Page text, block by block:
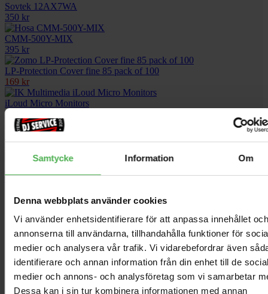
Samtycke Information Om
Denna webbplats använder cookies
Vi använder enhetsidentifierare för att anpassa innehållet och
annonserna till användarna, tillhandahålla funktioner för
medier och analysera vår trafik. Vi vidarebefordrar även
identifierare och annan information från din enhet till de
medier och annons- och analysföretag som vi samarbetar
Dessa kan i sin tur kombinera informationen med annan
Sovtek 12AX7WA
350 kr
CMM-500Y-MIX
395 kr
LP-Protection Cover fine 85 pack of 100
169 kr
iLoud Micro Monitors
2690 kr
9153 kr
Produktbeskrivning
EUROLITE Set med 6 LED TL-4-trusslampor + väska
6 justerbara trusslampor och upplysningslampor med
kraftfulla 4 x 8 W RGB+UV-lysdioder, inklusive väska
EUROLITE LED TL-4 QCL RGB+UV-trusslampa